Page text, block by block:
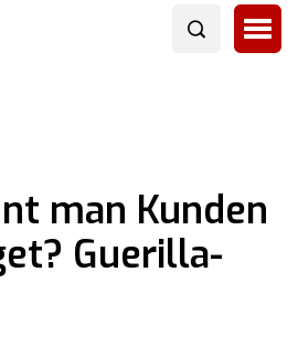
man Kunden
Guerilla-